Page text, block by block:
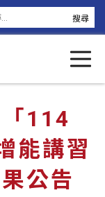
114
能講習
公告